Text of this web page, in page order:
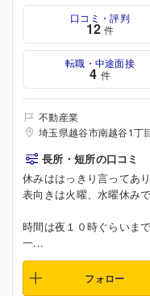
口コミ・評判
12 件
転職・中途面接
4 件
不動産業
埼玉県越谷市南越谷1丁
長所・短所の口コミ
休みははっきり言ってあり
表向きは火曜、水曜休み
時間は夜１０時ぐらいま
一...
フォロー